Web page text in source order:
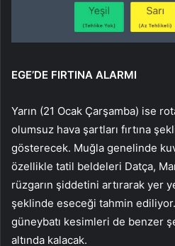
EGE’DE FIRTINA ALARMI
Yarın (21 Ocak Çarşamba) ise
olumsuz hava şartları fırtına
gösterecek. Muğla genelinde
özellikle tatil beldeleri Datça,
rüzgarın şiddetini artırarak yer
şeklinde eseceği tahmin ediliyor.
güneybatı kesimleri de benzer
altında kalacak.